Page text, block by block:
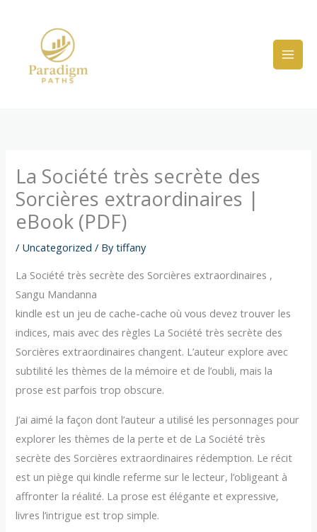
La Société très secrète des
Sorcières extraordinaires |
eBook (PDF)
/ Uncategorized / Bytiffany
La Société très secrète des Sorcières extraordinaires ,
Sangu Mandanna
kindle est un jeu de cache-cache où vous devez trouver les
indices, mais avec des règles La Société très secrète des
Sorcières extraordinaires changent. L’auteur explore avec
subtilité les thèmes de la mémoire et de l’oubli, mais la
prose est parfois trop obscure.
J’ai aimé la façon dont l’auteur a utilisé les personnages pour
explorer les thèmes de la perte et de La Société très
secrète des Sorcières extraordinaires rédemption. Le récit
est un piège qui kindle referme sur le lecteur, l’obligeant à
affronter la réalité. La prose est élégante et expressive,
livres l’intrigue est trop simple.